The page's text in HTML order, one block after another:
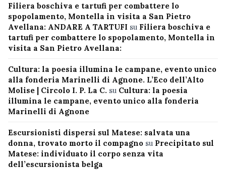
Filiera boschiva e tartufi per combattere lo
spopolamento, Montella in visita a San Pietro
Avellana: ANDARE A TARTUFI su Filiera boschiva e
tartufi per combattere lo spopolamento, Montella in
visita a San Pietro Avellana:
Cultura: la poesia illumina le campane, evento unico
alla fonderia Marinelli di Agnone. L’Eco dell’Alto
Molise | Circolo I. P. La C. su Cultura: la poesia
illumina le campane, evento unico alla fonderia
Marinelli di Agnone
Escursionisti dispersi sul Matese: salvata una
donna, trovato morto il compagno su Precipitato sul
Matese: individuato il corpo senza vita
dell’escursionista belga